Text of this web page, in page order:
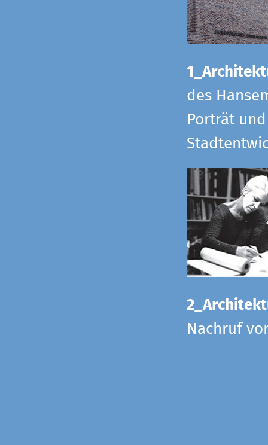
des
Porträt
Nachruf